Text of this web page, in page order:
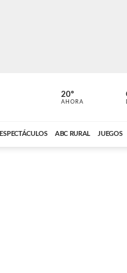
LA
ABC CARDINAL
20º
AHORA
ESPECTÁCULOS ABC RURAL JUEGOS